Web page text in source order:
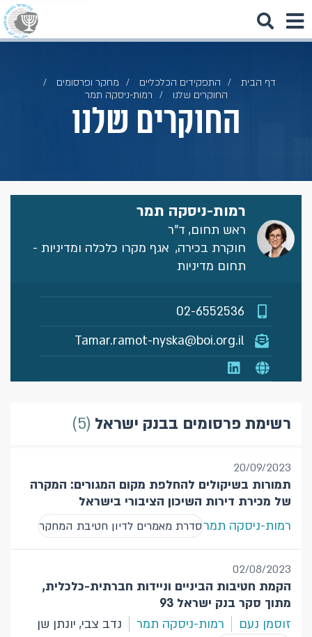
דף הבית התפקידים הכלכליים
מחקר ופרסומים
החוקרים שלנו
רמות-ניסקה תמר
החוקרים שלנו
רמות-ניסקה תמר
ראש תחום, ד"ר
חוקרת בכירה, אגף מקרו כלכלה ומדיניות -
תחום מדיניות
02-6552536
Tamar.ramot-nyska@boi.org.il
רשימת פרסומים בבנק ישראל 5
20/09/2023
תמורות בשיקולים להחלפת מקום המגורים: המקרה
של מכירת דירות השיכון הציבורי בישראל
רמות-ניסקה תמרסדרת מאמרים לדיון חטיבת המחקר
02/08/2023
הקמת חטיבות הביניים וניידות חברתית-כלכלית,
מתוך סקר בנק ישראל 93
זוסמן נעם
רמות-ניסקה תמר נדב צבי, יונתן שן